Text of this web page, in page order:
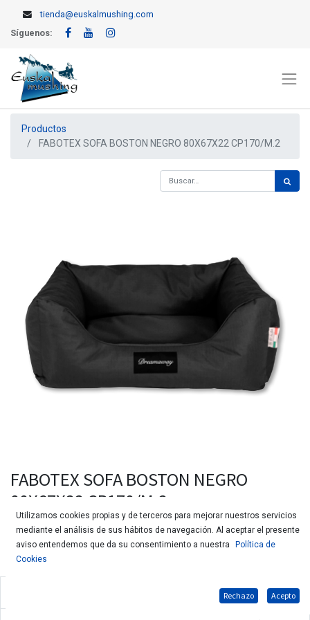
tienda@euskalmushing.com
Síguenos:
Productos
FABOTEX SOFA BOSTON NEGRO 80X67X22 CP170/M.2
FABOTEX SOFA BOSTON NEGRO
80X67X22 CP170/M.2
Utilizamos cookies propias y de terceros para mejorar nuestros servicios
mediante el análisis de sus hábitos de navegación. Al aceptar el presente
aviso entendemos que da su consentimiento a nuestra
Política de
Cookies
Rechazo Acepto